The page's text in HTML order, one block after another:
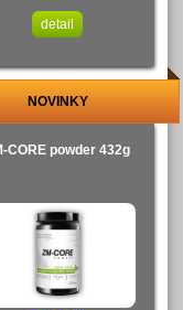
detail
NOVINKY
CORE powder 432g